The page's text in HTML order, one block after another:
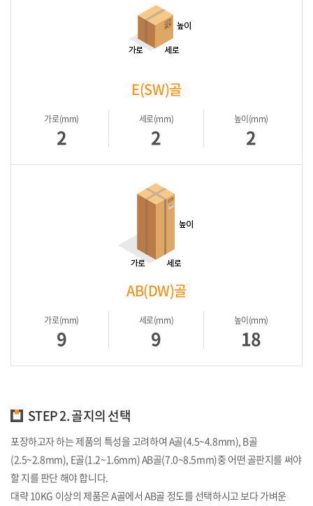
E(SW)골
가로(mm)
2
세로(mm)
2
높이(mm)
2
AB(DW)골
가로(mm)
9
세로(mm)
9
높이(mm)
18
STEP 2. 골지의 선택
포장하고자 하는 제품의 특성을 고려하여 A골(4.5~4.8mm), B골
(2.5~2.8mm), E골(1.2~1.6mm) AB골(7.0~8.5mm)중 어떤 골판지를 써야
할 지를 판단 해야 합니다.
대략 10KG 이상의 제품은 A골에서 AB골 정도를 선택하시고 보다 가벼운